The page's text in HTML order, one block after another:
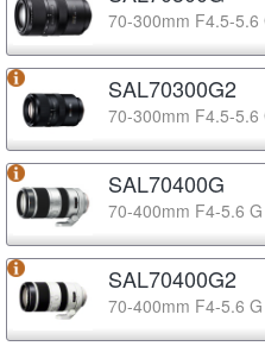
70-300mm F4.5-5.6
SAL70300G2
70-300mm F4.5-5.6
SAL70400G
70-400mm F4-5.6
SAL70400G2
70-400mm F4-5.6